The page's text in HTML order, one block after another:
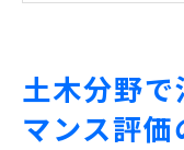
効果の概
土木パフ
土木分野
マンス評価